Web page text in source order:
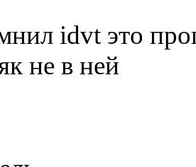
idvt это
не в ней